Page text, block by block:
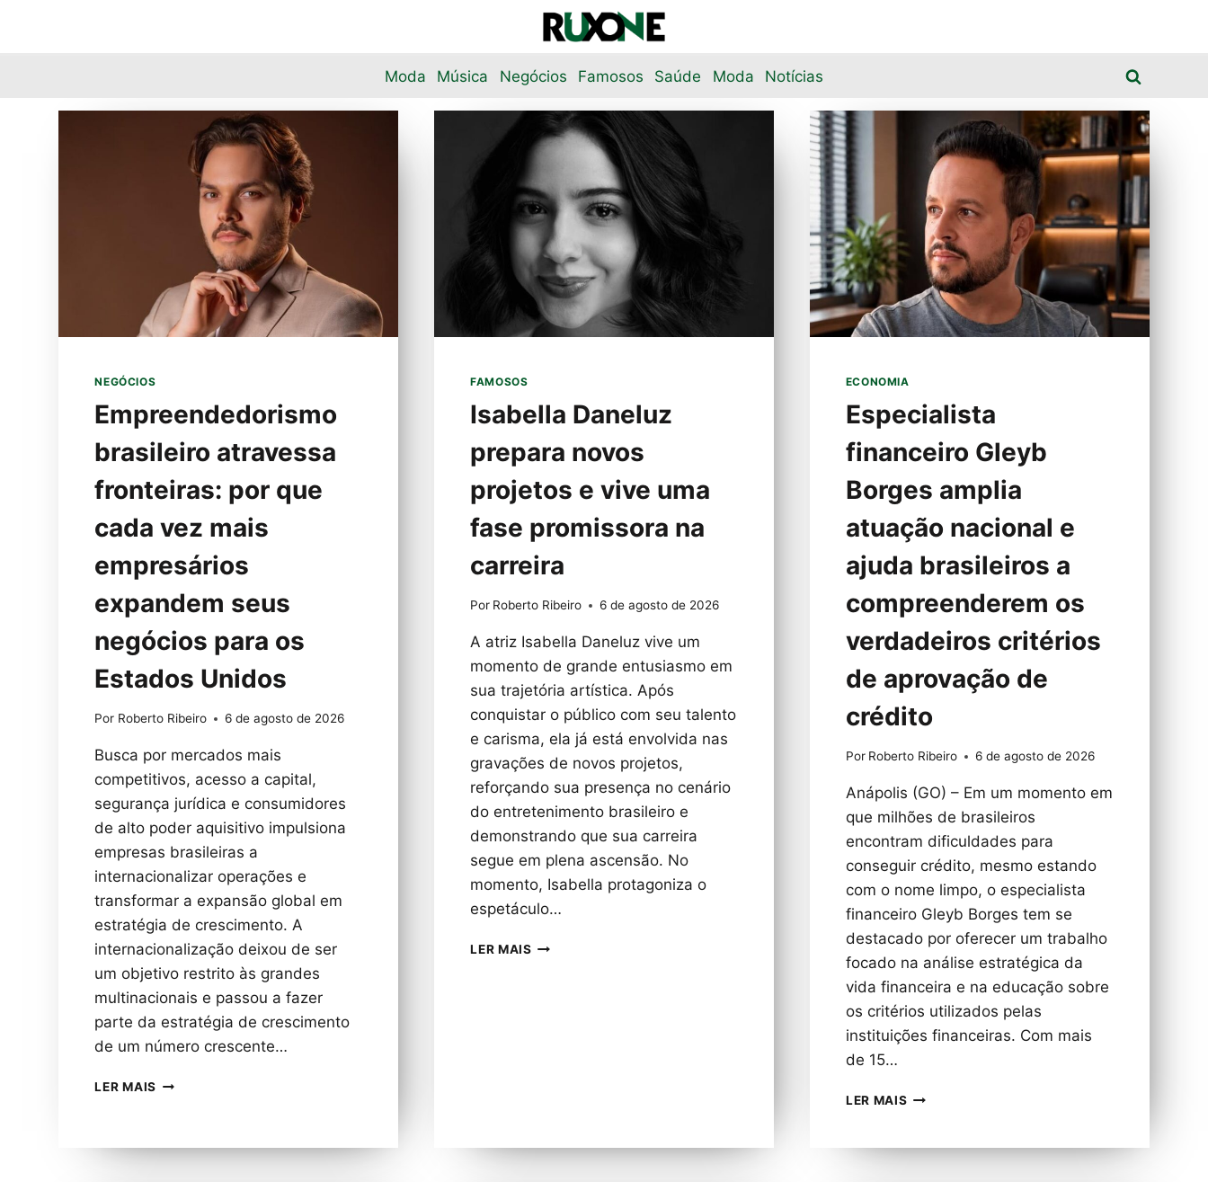
Moda Música Negócios Famosos Saúde Moda Notícias
NEGÓCIOS
Empreendedorismo
brasileiro atravessa
fronteiras: por que
cada vez mais
empresários
expandem seus
negócios para os
Estados Unidos
Por Roberto Ribeiro 6 de agosto de 2026
Busca por mercados mais
competitivos, acesso a capital,
segurança jurídica e consumidores
de alto poder aquisitivo impulsiona
empresas brasileiras a
internacionalizar operações e
transformar a expansão global em
estratégia de crescimento. A
internacionalização deixou de ser
um objetivo restrito às grandes
multinacionais e passou a fazer
parte da estratégia de crescimento
de um número crescente…
LER MAIS EMPREENDEDORISMO
FAMOSOS
Isabella Daneluz
prepara novos
projetos e vive uma
fase promissora na
carreira
Por Roberto Ribeiro 6 de agosto de 2026
A atriz Isabella Daneluz vive um
momento de grande entusiasmo em
sua trajetória artística. Após
conquistar o público com seu talento
e carisma, ela já está envolvida nas
gravações de novos projetos,
reforçando sua presença no cenário
do entretenimento brasileiro e
demonstrando que sua carreira
segue em plena ascensão. No
momento, Isabella protagoniza o
espetáculo…
LER MAIS ISABELLA
CARREIRA
ECONOMIA
Especialista
financeiro Gleyb
Borges amplia
atuação nacional e
ajuda brasileiros a
compreenderem os
verdadeiros critérios
de aprovação de
crédito
Por Roberto Ribeiro 6 de agosto de 2026
Anápolis (GO) – Em um momento em
que milhões de brasileiros
encontram dificuldades para
conseguir crédito, mesmo estando
com o nome limpo, o especialista
financeiro Gleyb Borges tem se
destacado por oferecer um trabalho
focado na análise estratégica da
vida financeira e na educação sobre
os critérios utilizados pelas
instituições financeiras. Com mais
de 15…
LER MAIS ESPECIALISTA
BORGES